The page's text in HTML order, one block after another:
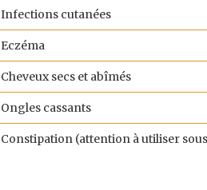
Infections cutanées
Eczéma
Cheveux secs et abîmés
Ongles cassants
Constipation (attention à utiliser